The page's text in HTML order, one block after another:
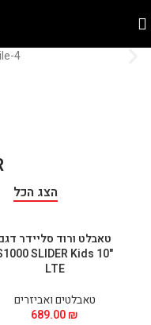
הצג הכל
טאבלט ורוד סליידר
SLIDER Kids 10"
LTE
טאבלטים ואביזרים
689.00₪